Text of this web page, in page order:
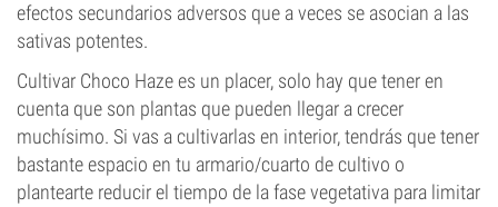
efectos secundarios adversos que a veces se asocian a las
sativas potentes.
Cultivar Choco Haze es un placer, solo hay que tener en
cuenta que son plantas que pueden llegar a crecer
muchísimo. Si vas a cultivarlas en interior, tendrás que tener
bastante espacio en tu armario/cuarto de cultivo o
plantearte reducir el tiempo de la fase vegetativa para limitar